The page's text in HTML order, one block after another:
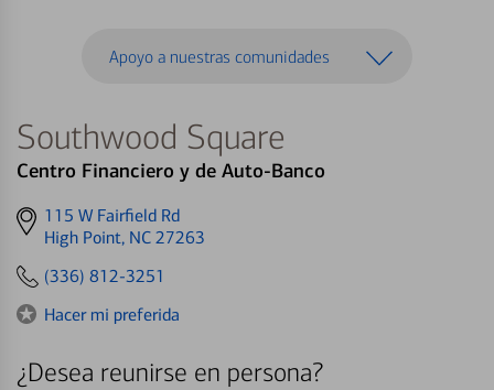
Apoyo a nuestras comunidades
Southwood Square
Centro Financiero y de Auto-Banco
Get
directions
115 W Fairfield Rd
High Point, NC 27263
(336) 812-3251
Hacer mi preferida
¿Desea reunirse en persona?